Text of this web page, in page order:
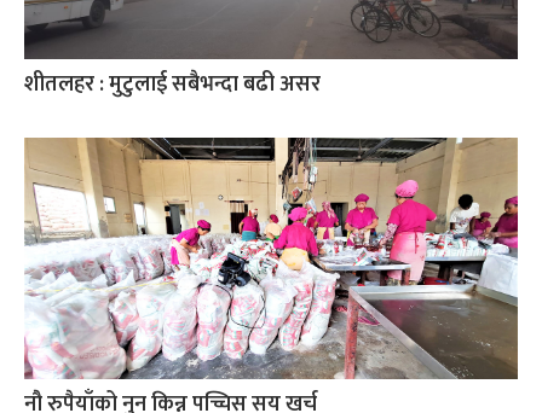
शीतलहर : मुटुलाई सबैभन्दा बढी असर
नौ रुपैयाँको नुन किन्न पच्चिस सय खर्च